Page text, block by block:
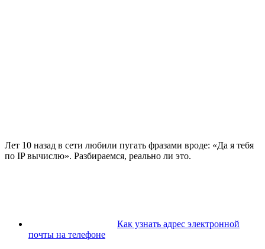
Лет 10 назад в сети любили пугать фразами вроде: «Да я тебя
по IP вычислю». Разбираемся, реально ли это.
Как узнать адрес электронной
почты на телефоне